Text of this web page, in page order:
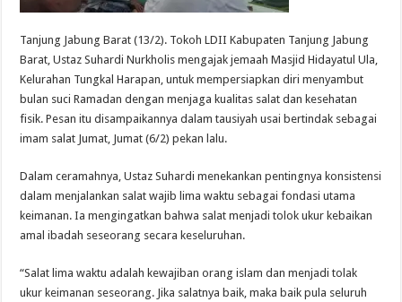
Tanjung Jabung Barat (13/2). Tokoh LDII Kabupaten Tanjung Jabung
Barat, Ustaz Suhardi Nurkholis mengajak jemaah Masjid Hidayatul Ula,
Kelurahan Tungkal Harapan, untuk mempersiapkan diri menyambut
bulan suci Ramadan dengan menjaga kualitas salat dan kesehatan
fisik. Pesan itu disampaikannya dalam tausiyah usai bertindak sebagai
imam salat Jumat, Jumat (6/2) pekan lalu.
Dalam ceramahnya, Ustaz Suhardi menekankan pentingnya konsistensi
dalam menjalankan salat wajib lima waktu sebagai fondasi utama
keimanan. Ia mengingatkan bahwa salat menjadi tolok ukur kebaikan
amal ibadah seseorang secara keseluruhan.
“Salat lima waktu adalah kewajiban orang islam dan menjadi tolak
ukur keimanan seseorang. Jika salatnya baik, maka baik pula seluruh